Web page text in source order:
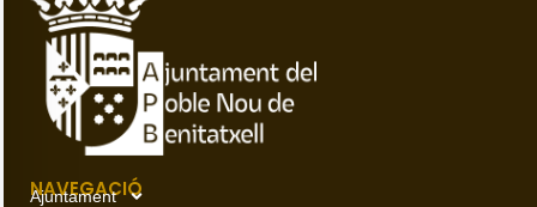
NAVEGACIÓ
Ajuntament